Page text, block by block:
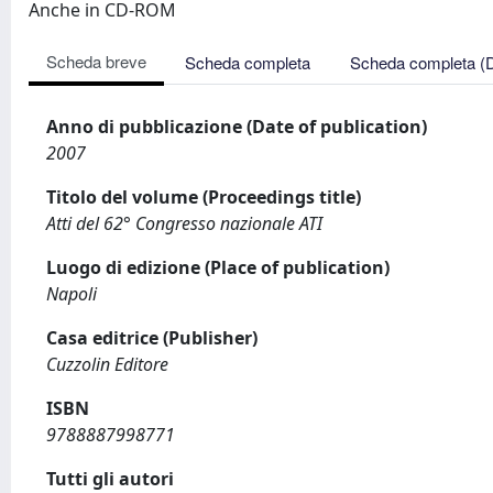
Anche in CD-ROM
Scheda breve Scheda completa Scheda completa
Anno di pubblicazione (Date of publication)
2007
Titolo del volume (Proceedings title)
Atti del 62° Congresso nazionale ATI
Luogo di edizione (Place of publication)
Napoli
Casa editrice (Publisher)
Cuzzolin Editore
ISBN
9788887998771
Tutti gli autori